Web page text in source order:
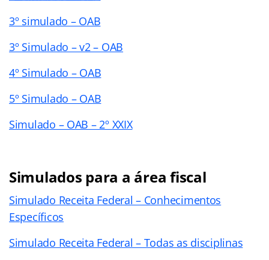
3º simulado – OAB
3º Simulado – v2 – OAB
4º Simulado – OAB
5º Simulado – OAB
Simulado – OAB – 2º XXIX
Simulados para a área fiscal
Simulado Receita Federal – Conhecimentos
Específicos
Simulado Receita Federal – Todas as disciplinas